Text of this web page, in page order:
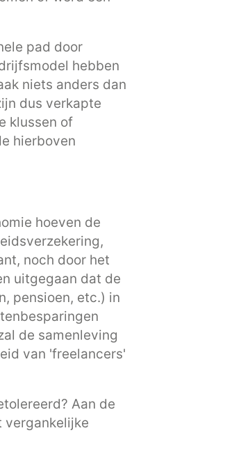
pad door
hebben
niets anders dan
dus verkapte
klussen of
hierboven
hoeven de
noch door het
uitgegaan dat de
pensioen, etc.) in
de samenleving
van 'freelancers'
Aan de
vergankelijke